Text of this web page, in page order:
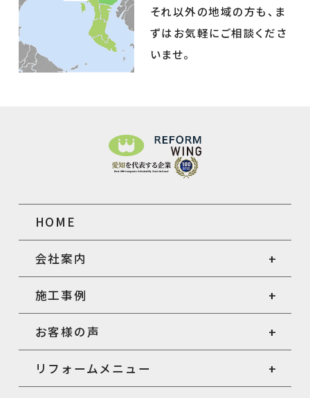
それ以外の地域の方も、ま
ずはお気軽にご相談くださ
いませ。
HOME
会社案内
施工事例
お客様の声
リフォームメニュー